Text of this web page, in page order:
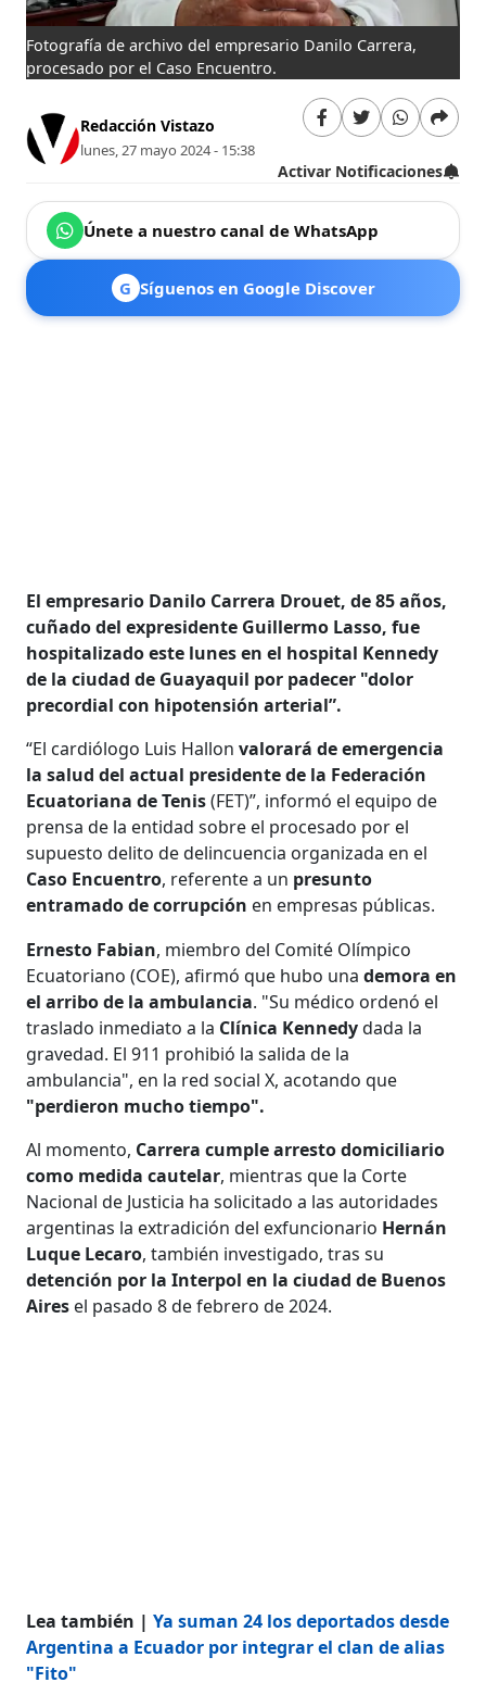
Fotografía de archivo del empresario Danilo Carrera,
procesado por el Caso Encuentro.
Redacción Vistazo
lunes, 27 mayo 2024 - 15:38
Activar Notificaciones
Únete a nuestro canal de WhatsApp
G Síguenos en Google Discover
El empresario Danilo Carrera Drouet, de 85 años,
cuñado del expresidente Guillermo Lasso, fue
hospitalizado este lunes en el hospital Kennedy
de la ciudad de Guayaquil por padecer "dolor
precordial con hipotensión arterial”.
“El cardiólogo Luis Hallonvalorará de emergencia
la salud del actual presidente de la Federación
Ecuatoriana de Tenis(FET)”, informó el equipo de
prensa de la entidad sobre el procesado por el
supuesto delito de delincuencia organizada en el
Caso Encuentro, referente a un presunto
entramado de corrupción en empresas públicas.
Ernesto Fabian, miembro del Comité Olímpico
Ecuatoriano (COE), afirmó que hubo una demora en
el arribo de la ambulancia. "Su médico ordenó el
traslado inmediato a la Clínica Kennedydada la
gravedad. El 911 prohibió la salida de la
ambulancia", en la red social X, acotando que
"perdieron mucho tiempo".
Al momento, Carrera cumple arresto domiciliario
como medida cautelar, mientras que la Corte
Nacional de Justicia ha solicitado a las autoridades
argentinas la extradición del exfuncionario Hernán
Luque Lecaro, también investigado, tras su
detención por la Interpol en la ciudad de Buenos
Aires el pasado 8 de febrero de 2024.
Lea también |Ya suman 24 los deportados desde
Argentina a Ecuador por integrar el clan de alias
"Fito"